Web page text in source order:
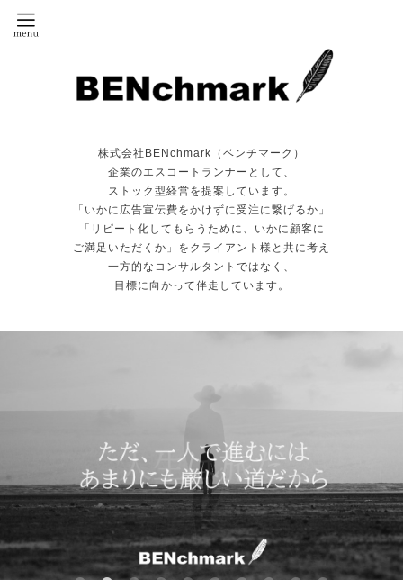
株式会社BENchmark（ベンチマーク）
企業のエスコートランナーとして、
ストック型経営を提案しています。
「いかに広告宣伝費をかけずに受注に繋げるか」
「リピート化してもらうために、いかに顧客に
ご満足いただくか」をクライアント様と共に考え
一方的なコンサルタントではなく、
目標に向かって伴走しています。